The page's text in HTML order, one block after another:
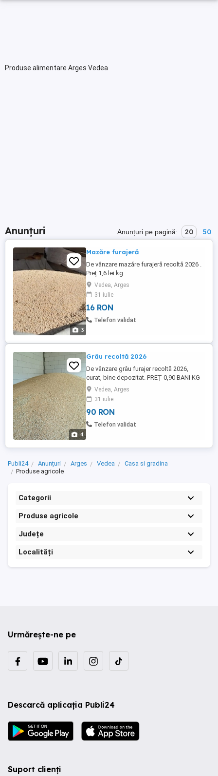
Produse alimentare Arges Vedea
Anunțuri Anunțuri pe pagină: 20 50
3
Mazăre furajeră
De vânzare mazăre furajeră recoltă 2026 .
Preț 1,6 lei kg .
Vedea, Arges
31 iulie
16 RON
Telefon validat
4
Grâu recoltă 2026
De vânzare grâu furajer recoltă 2026,
curat, bine depozitat. PREȚ 0,90 BANI KG
Vedea, Arges
31 iulie
90 RON
Telefon validat
Publi24 Anunțuri Arges Vedea
Casa si gradina
Produse agricole
Categorii
Produse agricole
Județe
Localități
Urmărește-ne pe
Descarcă aplicația Publi24
Suport clienți